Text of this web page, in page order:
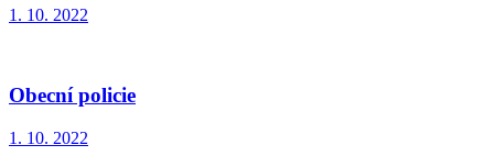
1. 10. 2022
Obecní policie
1. 10. 2022